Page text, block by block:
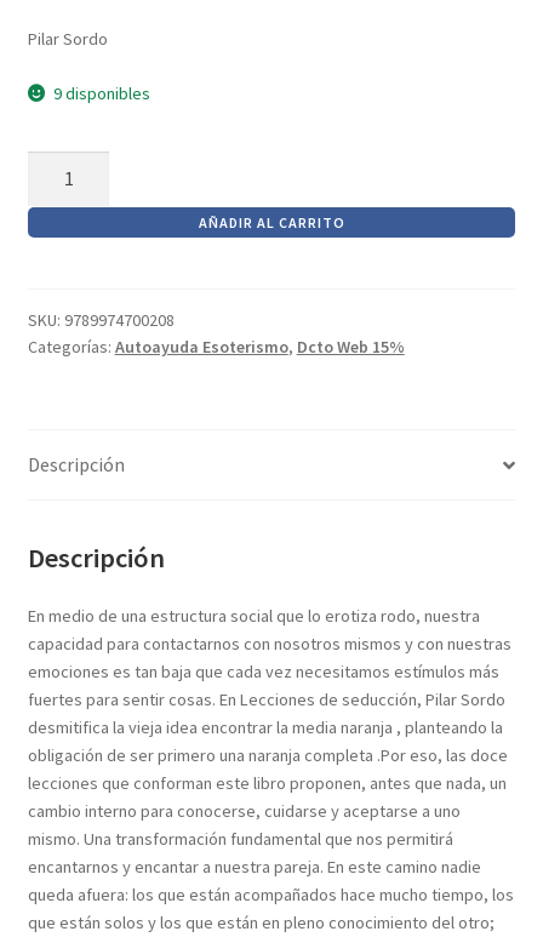
TEXTOS EN INGLES (39)
TEXTOS INGLES (49)
Pilar Sordo
9 disponibles
AÑADIR AL CARRITO
SKU: 9789974700208
Categorías: Autoayuda Esoterismo, Dcto Web 15%
Descripción
Descripción
En medio de una estructura social que lo erotiza rodo, nuestra
capacidad para contactarnos con nosotros mismos y con nuestras
emociones es tan baja que cada vez necesitamos estímulos más
fuertes para sentir cosas. En Lecciones de seducción, Pilar Sordo
desmitifica la vieja idea encontrar la media naranja , planteando la
obligación de ser primero una naranja completa .Por eso, las doce
lecciones que conforman este libro proponen, antes que nada, un
cambio interno para conocerse, cuidarse y aceptarse a uno
mismo. Una transformación fundamental que nos permitirá
encantarnos y encantar a nuestra pareja. En este camino nadie
queda afuera: los que están acompañados hace mucho tiempo, los
que están solos y los que están en pleno conocimiento del otro;